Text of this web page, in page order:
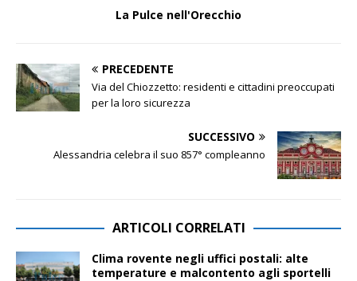
La Pulce nell'Orecchio
PRECEDENTE
Via del Chiozzetto: residenti e cittadini preoccupati
per la loro sicurezza
SUCCESSIVO
Alessandria celebra il suo 857° compleanno
ARTICOLI CORRELATI
Clima rovente negli uffici postali: alte
temperature e malcontento agli sportelli